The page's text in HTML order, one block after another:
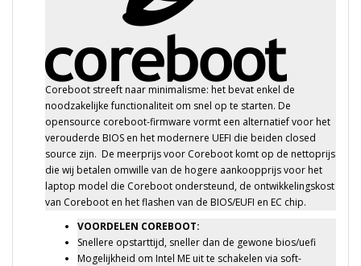
Coreboot streeft naar minimalisme: het bevat enkel de
noodzakelijke functionaliteit om snel op te starten. De
opensource coreboot-firmware vormt een alternatief voor het
verouderde BIOS en het modernere UEFI die beiden closed
source zijn. De meerprijs voor Coreboot komt op de nettoprijs
die wij betalen omwille van de hogere aankoopprijs voor het
laptop model die Coreboot ondersteund, de ontwikkelingskost
van Coreboot en het flashen van de BIOS/EUFI en EC chip.
VOORDELEN COREBOOT:
Snellere opstarttijd, sneller dan de gewone bios/uefi
Mogelijkheid om Intel ME uit te schakelen via soft-